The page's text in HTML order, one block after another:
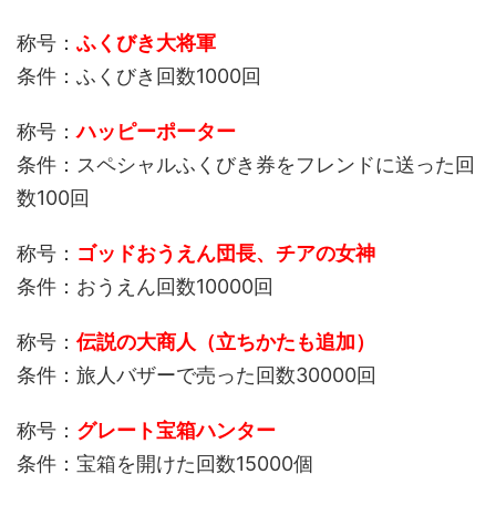
称号： ふくびき大将軍
条件：ふくびき回数1000回
称号：ハッピーポーター
条件：スペシャルふくびき券をフレンドに送った回
数100回
称号： ゴッドおうえん団長、チアの女神
条件：おうえん回数10000回
称号：伝説の大商人（立ちかたも追加）
条件：旅人バザーで売った回数30000回
称号： グレート宝箱ハンター
条件：宝箱を開けた回数15000個